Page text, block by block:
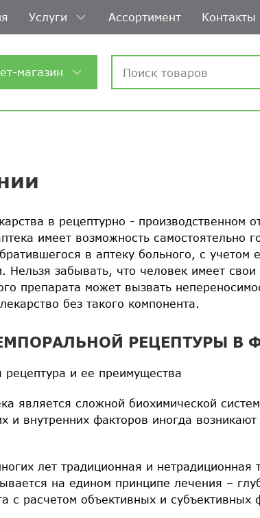
Услуги Ассортимент Контакты
магазин
в рецептурно - производственном
имеет возможность самостоятельно
в аптеку больного, с учетом
Нельзя забывать, что человек имеет
препарата может вызвать
без такого компонента.
РЕЦЕПТУРЫ В
рецептура и ее преимущества
является сложной биохимической
и внутренних факторов иногда
лет традиционная и нетрадиционная
на едином принципе лечения –
с расчетом объективных и субъективных